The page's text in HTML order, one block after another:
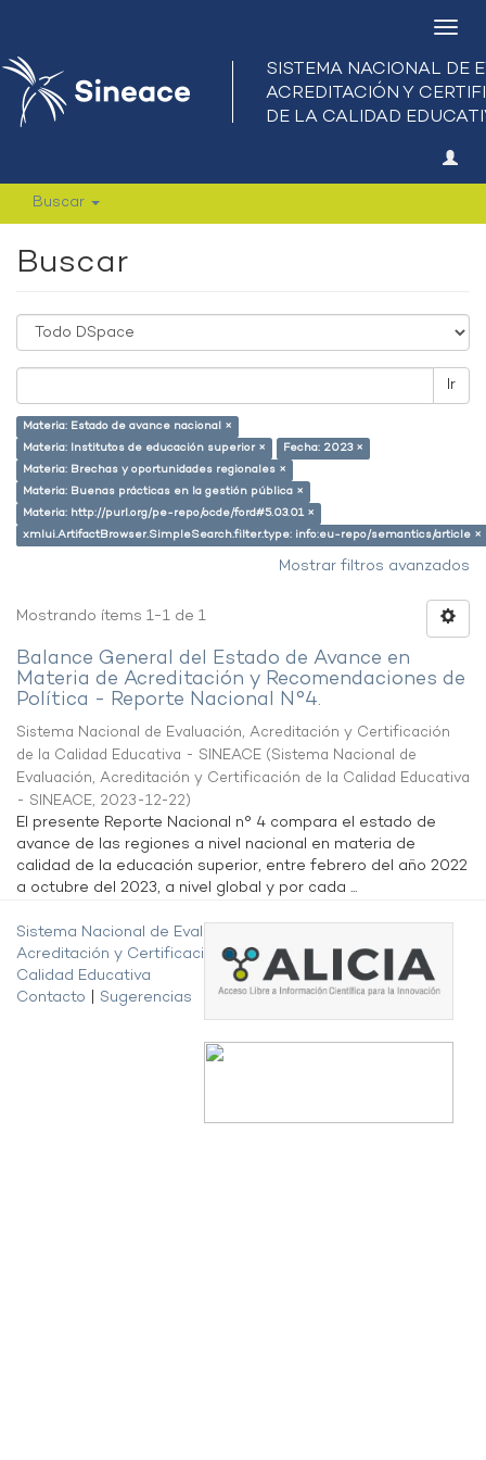
Buscar
Buscar
Ir
Materia: Estado de avance nacional ×
Materia: Institutos de educación superior ×
Fecha: 2023 ×
Materia: Brechas y oportunidades regionales ×
Materia: Buenas prácticas en la gestión pública ×
Materia: http://purl.org/pe-repo/ocde/ford#5.03.01 ×
xmlui.ArtifactBrowser.SimpleSearch.filter.type: info:eu-repo/semantics/article ×
Mostrar filtros avanzados
Mostrando ítems 1-1 de 1
Balance General del Estado de Avance en
Materia de Acreditación y Recomendaciones de
Política - Reporte Nacional N°4.
Sistema Nacional de Evaluación, Acreditación y Certificación
de la Calidad Educativa - SINEACE (Sistema Nacional de
Evaluación, Acreditación y Certificación de la Calidad Educativa
- SINEACE, 2023-12-22)
El presente Reporte Nacional n° 4 compara el estado de
avance de las regiones a nivel nacional en materia de
calidad de la educación superior, entre febrero del año 2022
a octubre del 2023, a nivel global y por cada ...
Sistema Nacional de Evaluación,
Acreditación y Certificación de la
Calidad Educativa
Contacto
Sugerencias